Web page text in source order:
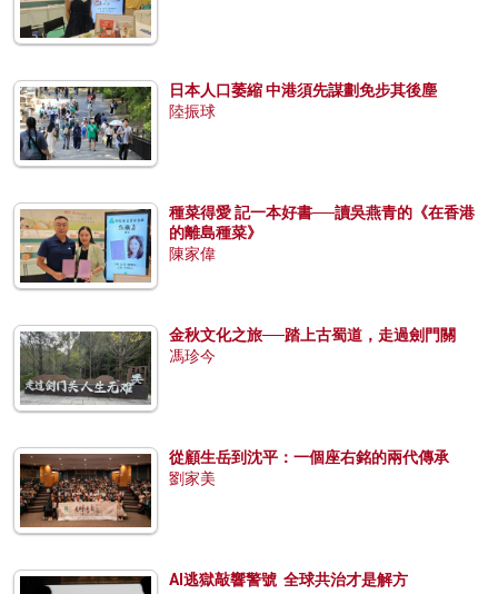
日本人口萎縮 中港須先謀劃免步其後塵
陸振球
種菜得愛 記一本好書──讀吳燕青的《在香港
的離島種菜》
陳家偉
金秋文化之旅──踏上古蜀道，走過劍門關
馮珍今
從顧生岳到沈平：一個座右銘的兩代傳承
劉家美
AI逃獄敲響警號 全球共治才是解方